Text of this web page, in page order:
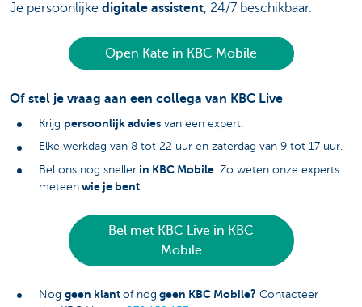
Je persoonlijke digitale assistent, 24/7 beschikbaar.
Open Kate in KBC Mobile
Of stel je vraag aan een collega van KBC Live
Krijg persoonlijk advies van een expert.
Elke werkdag van 8 tot 22 uur en zaterdag van 9 tot 17 uur.
Bel ons nog sneller in KBC Mobile. Zo weten onze experts
meteen wie je bent.
Bel met KBC Live in KBC
Mobile
Nog geen klant of nog geen KBC Mobile? Contacteer